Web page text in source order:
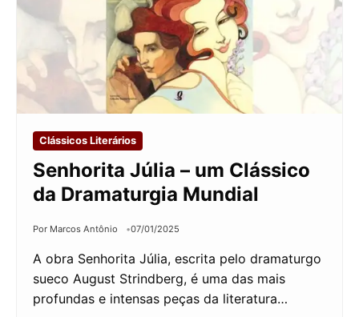
Clássicos Literários
Senhorita Júlia – um Clássico
da Dramaturgia Mundial
Por Marcos Antônio 07/01/2025
A obra Senhorita Júlia, escrita pelo dramaturgo
sueco August Strindberg, é uma das mais
profundas e intensas peças da literatura…